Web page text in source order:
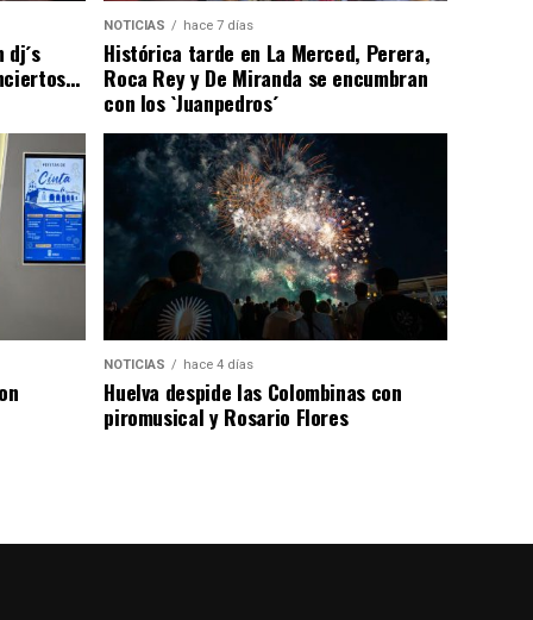
NOTICIAS hace 7 días
Histórica tarde en La Merced, Perera,
Roca Rey y De Miranda se encumbran
con los `Juanpedros´
NOTICIAS hace 4 días
Huelva despide las Colombinas con
piromusical y Rosario Flores